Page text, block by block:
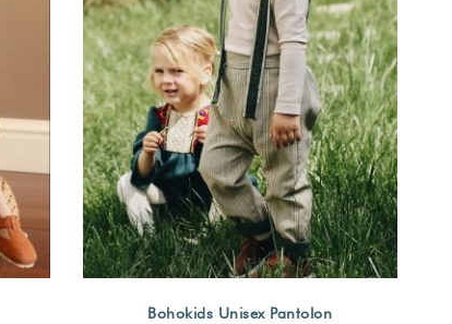
Bohokids Unisex Pantolon